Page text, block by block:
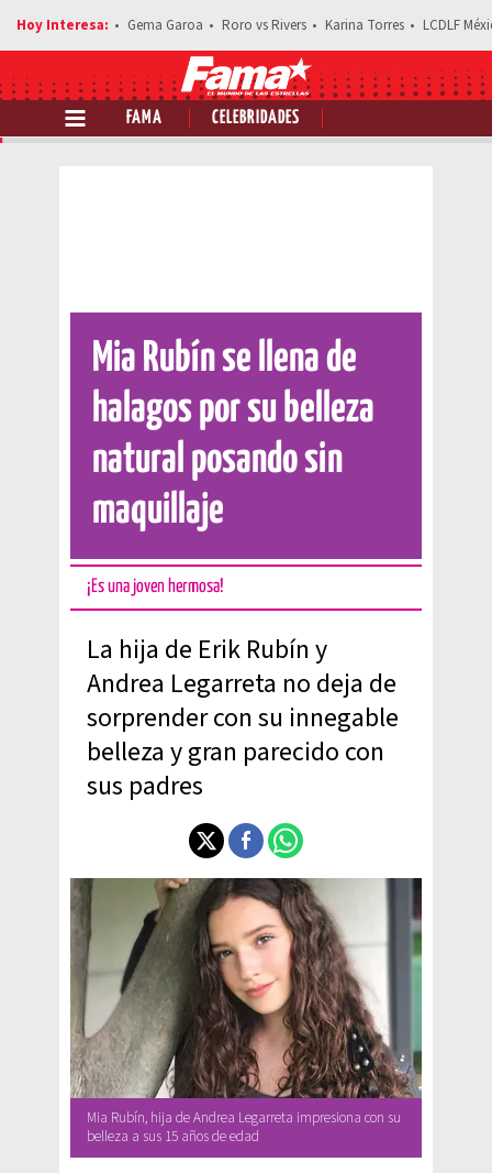
Gema Garoa Roro vs Rivers Karina Torres LCDLF
FAMA CELEBRIDADES
Comparte esta noticia
Mia Rubín se llena de
halagos por su belleza
natural posando sin
maquillaje
¡Es una joven hermosa!
La hija de Erik Rubín y
Andrea Legarreta no deja de
sorprender con su innegable
belleza y gran parecido con
sus padres
Mia Rubín, hija de Andrea Legarreta impresiona con su
belleza a sus 15 años de edad